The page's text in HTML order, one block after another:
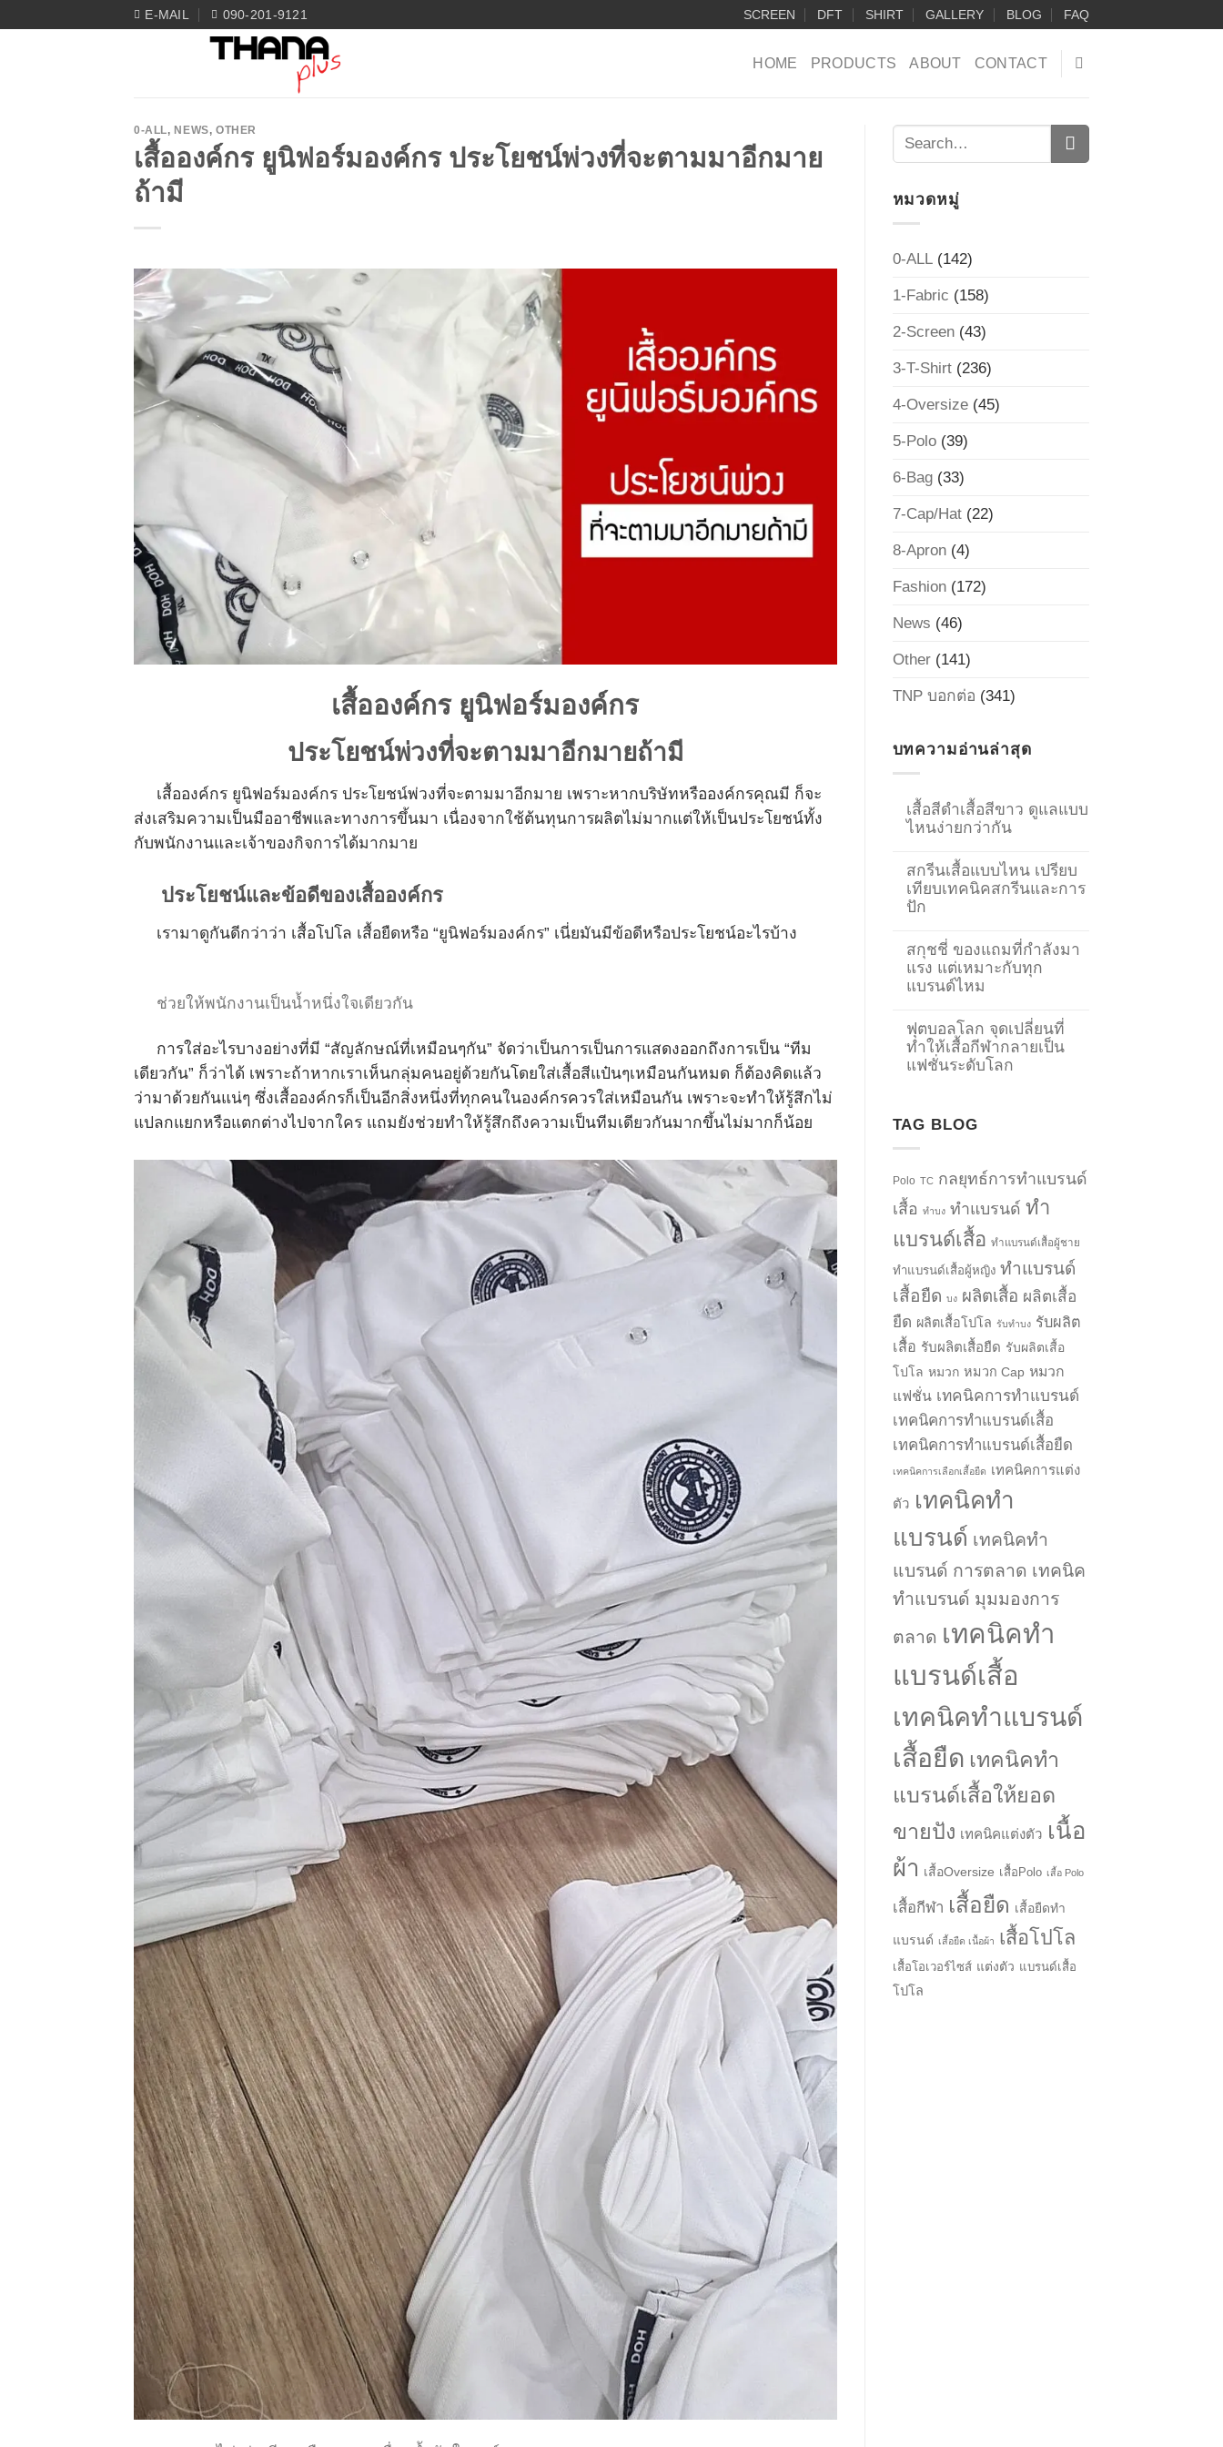
E-MAIL 090-201-9121 SCREEN DFT SHIRT GALLERY BLOG FAQ
HOME PRODUCTS ABOUT CONTACT
0-ALL, NEWS, OTHER
เสื้อองค์กร ยูนิฟอร์มองค์กร ประโยชน์พ่วงที่จะตามมาอีกมาย
ถ้ามี
เสื้อองค์กร ยูนิฟอร์มองค์กร
ประโยชน์พ่วงที่จะตามมาอีกมายถ้ามี
เสื้อองค์กร ยูนิฟอร์มองค์กร ประโยชน์พ่วงที่จะตามมาอีกมาย เพราะหากบริษัทหรือองค์กรคุณมี ก็จะ
ส่งเสริมความเป็นมืออาชีพและทางการขึ้นมา เนื่องจากใช้ต้นทุนการผลิตไม่มากแต่ให้เป็นประโยชน์ทั้ง
กับพนักงานและเจ้าของกิจการได้มากมาย
ประโยชน์และข้อดีของเสื้อองค์กร
เรามาดูกันดีกว่าว่า เสื้อโปโล เสื้อยืดหรือ “ยูนิฟอร์มองค์กร” เนี่ยมันมีข้อดีหรือประโยชน์อะไรบ้าง
ช่วยให้พนักงานเป็นน้ำหนึ่งใจเดียวกัน
การใส่อะไรบางอย่างที่มี “สัญลักษณ์ที่เหมือนๆกัน” จัดว่าเป็นการเป็นการแสดงออกถึงการเป็น “ทีม
เดียวกัน” ก็ว่าได้ เพราะถ้าหากเราเห็นกลุ่มคนอยู่ด้วยกันโดยใส่เสื้อสีแป๋นๆเหมือนกันหมด ก็ต้องคิดแล้ว
ว่ามาด้วยกันแน่ๆ ซึ่งเสื้อองค์กรก็เป็นอีกสิ่งหนึ่งที่ทุกคนในองค์กรควรใส่เหมือนกัน เพราะจะทำให้รู้สึกไม่
แปลกแยกหรือแตกต่างไปจากใคร แถมยังช่วยทำให้รู้สึกถึงความเป็นทีมเดียวกันมากขึ้นไม่มากก็น้อย
หมวดหมู่
0-ALL(142)
1-Fabric (158)
2-Screen(43)
3-T-Shirt(236)
4-Oversize(45)
5-Polo(39)
6-Bag(33)
7-Cap/Hat(22)
8-Apron(4)
Fashion(172)
News (46)
Other(141)
TNP บอกต่อ (341)
บทความอ่านล่าสุด
เสื้อสีดำเสื้อสีขาว ดูแลแบบ
ไหนง่ายกว่ากัน
สกรีนเสื้อแบบไหน เปรียบ
เทียบเทคนิคสกรีนและการ
ปัก
สกุชชี่ ของแถมที่กำลังมา
แรง แต่เหมาะกับทุก
แบรนด์ไหม
ฟุตบอลโลก จุดเปลี่ยนที่
ทำให้เสื้อกีฬากลายเป็น
แฟชั่นระดับโลก
TAG BLOG
Polo TC กลยุทธ์การทำแบรนด์
เสื้อ ทำบง ทำแบรนด์ ทำ
แบรนด์เสื้อ ทำแบรนด์เสื้อผู้ชาย
ทำแบรนด์เสื้อผู้หญิง ทำแบรนด์
เสื้อยืด บง ผลิตเสื้อ ผลิตเสื้อ
ยืด ผลิตเสื้อโปโล รับทำบง รับผลิต
เสื้อ รับผลิตเสื้อยืด รับผลิตเสื้อ
โปโล หมวก หมวก Cap หมวก
แฟชั่น เทคนิคการทำแบรนด์
เทคนิคการทำแบรนด์เสื้อ
เทคนิคการทำแบรนด์เสื้อยืด
เทคนิคการเลือกเสื้อยืด เทคนิคการแต่ง
ตัว เทคนิคทำ
แบรนด์ เทคนิคทำ
แบรนด์ การตลาด เทคนิค
ทำแบรนด์ มุมมองการ
ตลาด เทคนิคทำ
แบรนด์เสื้อ
เทคนิคทำแบรนด์
เสื้อยืด เทคนิคทำ
แบรนด์เสื้อให้ยอด
ขายปัง เทคนิคแต่งตัว เนื้อ
ผ้า เสื้อOversize เสื้อPolo เสื้อ Polo
เสื้อกีฬา เสื้อยืด เสื้อยืดทำ
แบรนด์ เสื้อยืด เนื้อผ้า เสื้อโปโล
เสื้อโอเวอร์ไซส์ แต่งตัว แบรนด์เสื้อ
โปโล